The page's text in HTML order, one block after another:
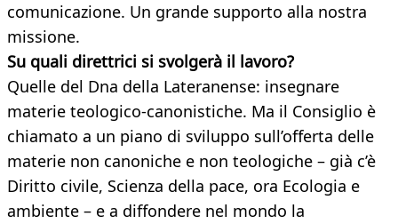
comunicazione. Un grande supporto alla nostra
missione.
Su quali direttrici si svolgerà il lavoro?
Quelle del Dna della Lateranense: insegnare
materie teologico-canonistiche. Ma il Consiglio è
chiamato a un piano di sviluppo sull’offerta delle
materie non canoniche e non teologiche – già c’è
Diritto civile, Scienza della pace, ora Ecologia e
ambiente – e a diffondere nel mondo la